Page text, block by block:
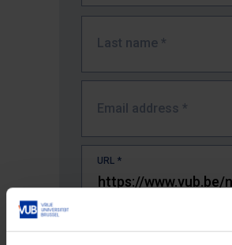
Last name *
Email address *
URL *
The full URL of the page where you